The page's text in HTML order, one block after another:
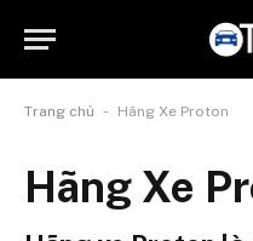
Trang chủ - Hãng Xe Proton
Hãng Xe